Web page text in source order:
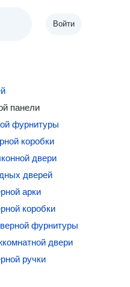
Войти
панели
фурнитуры
коробки
двери
дверей
арки
коробки
фурнитуры
двери
ручки